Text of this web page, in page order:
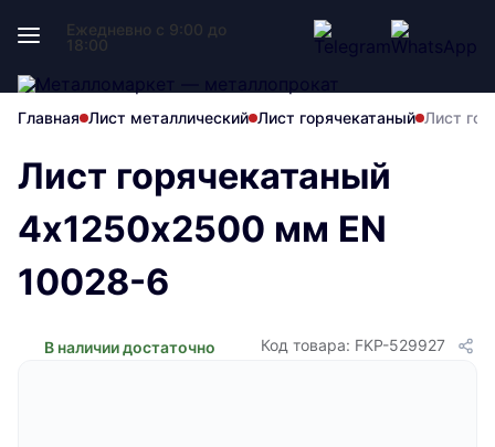
Ежедневно с 9:00 до
18:00
Главная Лист металлический Лист горячекатаный Лист
Лист горячекатаный
4х1250х2500 мм EN
10028-6
В наличии достаточно Код товара: FKP-529927